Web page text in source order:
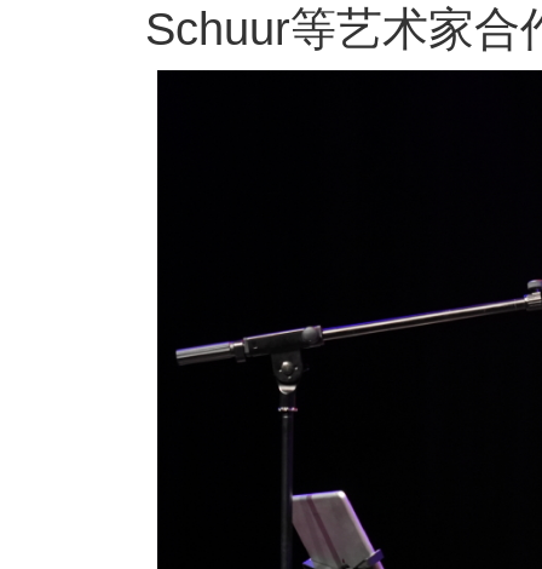
Schuur等艺术家合